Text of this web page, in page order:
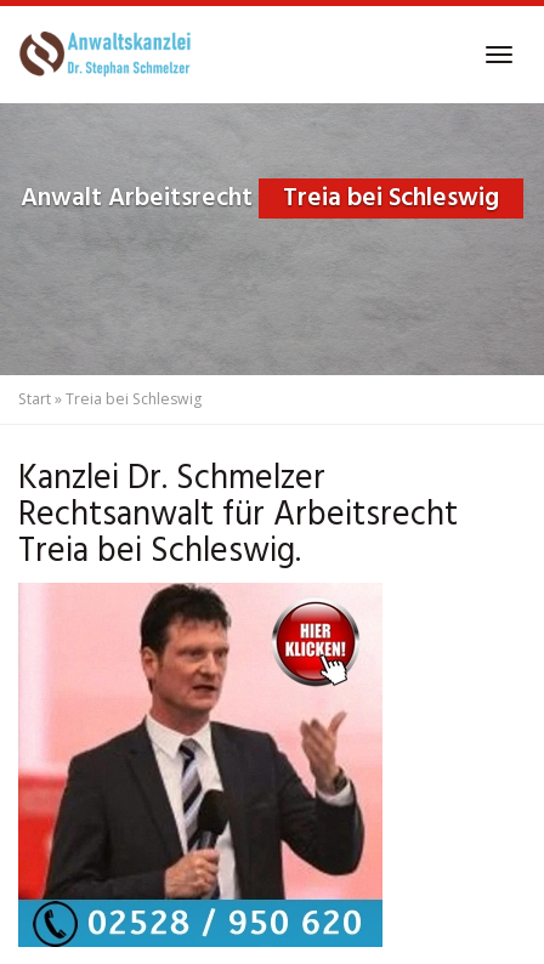
to
Anwalt Arbeitsrecht Treia bei Schleswig
Start»Treia bei Schleswig
Kanzlei Dr. Schmelzer
Rechtsanwalt für Arbeitsrecht
Treia bei Schleswig.